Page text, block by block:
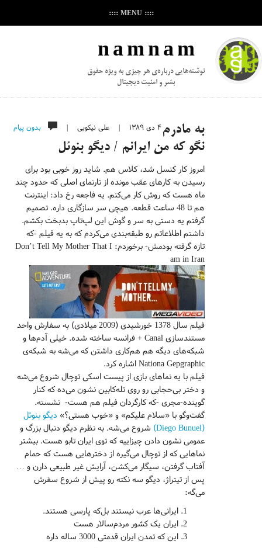
:::: MENU ::::
n a m n a m
نوشته‌هایی درباره‌ی هر چیزی به ویژه حقوق
بشر و امنیت دیجیتال
۴ دی ۱۳۸۹ |علی نیکویی | بدون پیام
به مادرم
نگو که من ایرانم / دیگو بنوئل
امروز کار کنسل شد، کلاس هم. شاید روز خوبی بود برای
رسیدن به کارهای عقب مونده از تارنمای اصلی که حدود چند
ماه هست که روش کار می‌کنم. یه فاجعه رخ داد: اینترنت
هم تا 48 ساعت قطعه. هیچی سر سازگاری داره. تصمیم
گرفتم یه دستی به سر و گوش این لپ‌تاپ بدبخت بکشم.
داشتم اطلاعاتم رو طبقه‌بندی می‌کردم که به یه فیلم -که
تازه گرفته بودمش- برخوردم: Don’t Tell My Mother That I
am in Iran
فیلم سال 1378 خورشیدی (2009 میلادی) به سفارش واحد
مستندسازی Canal + فرانسه ساخته شده. خیلی آدم‌ها و
شبکه‌های دیگه هم هم‌کاری داشتن که می‌شه به شبکه‌ی
Nationa Gepgraphic اشاره کرد.
فیلم با یه نماهای بازی از پیست اسکی توچال شروع می‌شه
و دختر بی‌حجابی رو روی تله‌کابین نشون می‌ده که کنار
گوینده-مجری -که کارگردان فیلم هم هست- نشسته.
گفت‌وگو با «سلام علیکم» و «خوب هستی؟» دیگو بنوئل
(Diego Bunuel)
شروع می‌شه. به نظرم دیگو دنبال بزرگ و
عمومی نشون دادن چیزاییه که توی ایران تابو هست. بیشتر
نماهایی که از توچال می‌گیره از دخترهایی هست که حمام
آفتاب گرفتن، سیگار می‌کشن، آرایش غیر طبیعی دارن و …
پس از تیتراژ، دیگو سه نکته رو پیش از شروع سفرش
می‌گه:
ایرانی‌ها عرب نیستند بل‌که پارسی هستند.
ایران یک کشور مردم‌سالار هست
این که تمدن ایران قدمتی 3000 ساله داره